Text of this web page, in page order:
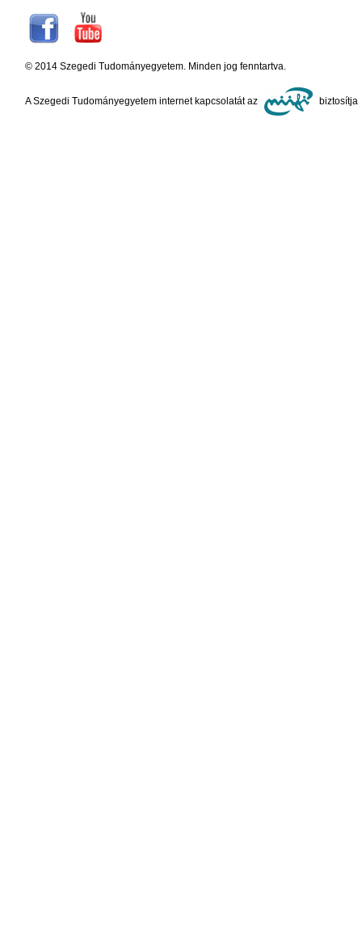
© 2014 Szegedi Tudományegyetem. Minden jog fenntartva.
A Szegedi Tudományegyetem internet kapcsolatát az biztosítja